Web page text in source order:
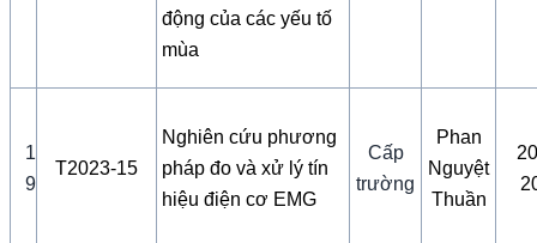
động của các yếu tố
mùa
1
9
T2023-15
Nghiên cứu phương
pháp đo và xử lý tín
hiệu điện cơ EMG
Cấp
trường
Phan
Nguyệt
Thuần